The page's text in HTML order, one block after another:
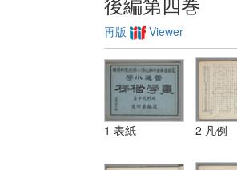
再版 Viewer
1 表紙 2 凡例